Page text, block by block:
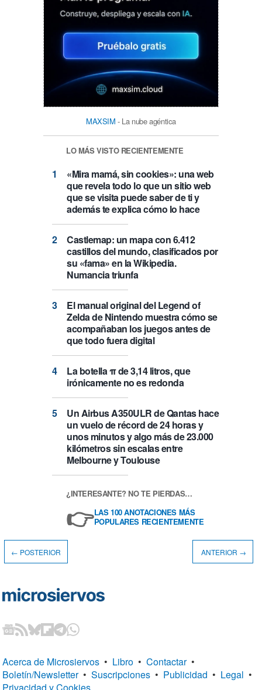
MAXSIM - La nube agéntica
LO MÁS VISTO RECIENTEMENTE
«Mira mamá, sin cookies»: una web
que revela todo lo que un sitio web
que se visita puede saber de ti y
además te explica cómo lo hace
Castlemap: un mapa con 6.412
castillos del mundo, clasificados por
su «fama» en la Wikipedia.
Numancia triunfa
El manual original del Legend of
Zelda de Nintendo muestra cómo se
acompañaban los juegos antes de
que todo fuera digital
La botella π de 3,14 litros, que
irónicamente no es redonda
Un Airbus A350ULR de Qantas hace
un vuelo de récord de 24 horas y
unos minutos y algo más de 23.000
kilómetros sin escalas entre
Melbourne y Toulouse
¿INTERESANTE? NO TE PIERDAS…
👉LAS 100 ANOTACIONES MÁS
POPULARES RECIENTEMENTE
← POSTERIOR ANTERIOR →
Acerca de Microsiervos • Libro • Contactar •
Boletín/Newsletter • Suscripciones • Publicidad • Legal •